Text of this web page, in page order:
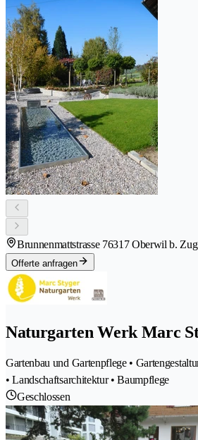
Brunnenmattstrasse 76317 Oberwil b. Zug
Offerte anfragen
Naturgarten Werk Marc
Gartenbau und Gartenpflege •
• Landschaftsarchitektur • Baumpflege
Geschlossen